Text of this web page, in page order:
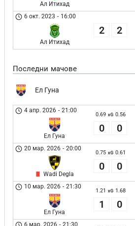
Ал Итихад
6 окт. 2023 - 16:00
Ал Итихад
2 2
Последни мачове
Ел Гуна
4 апр. 2026 - 21:00
Ел Гуна
0.69 xG 0.56
0 0
20 мар. 2026 - 20:00
Wadi Degla
0.75 xG 0.61
0 0
10 мар. 2026 - 21:30
Ел Гуна
1.21 xG 1.68
1 0
6 мар. 2026 - 21:30